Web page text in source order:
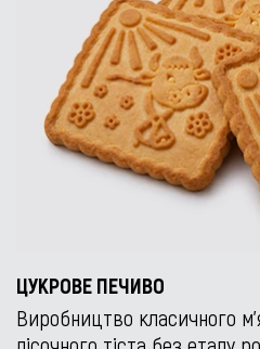
ЦУКРОВЕ ПЕЧИВО
Виробництво класичного